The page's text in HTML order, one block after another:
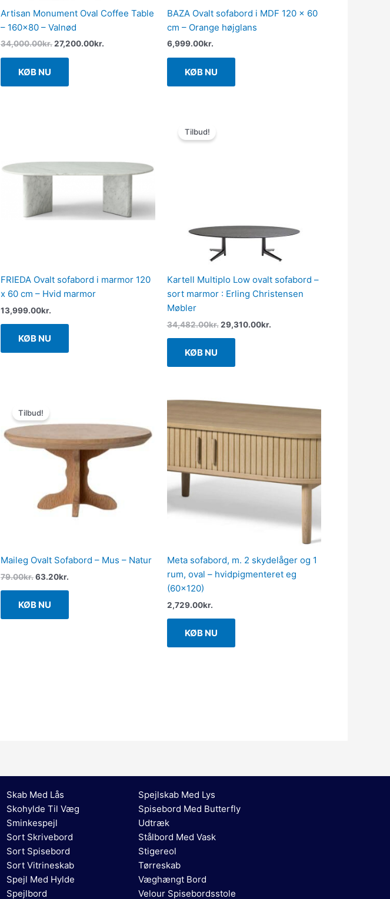
Artisan Monument Oval Coffee Table
– 160×80 – Valnød
34,000.00kr.27,200.00kr.
KØB NU
BAZA Ovalt sofabord i MDF 120 x 60
cm – Orange højglans
6,999.00kr.
KØB NU
FRIEDA Ovalt sofabord i marmor 120
x 60 cm – Hvid marmor
13,999.00kr.
KØB NU
Tilbud!
Kartell Multiplo Low ovalt sofabord –
sort marmor : Erling Christensen
Møbler
34,482.00kr. 29,310.00kr.
KØB NU
Tilbud!
Maileg Ovalt Sofabord – Mus – Natur
79.00kr.
pris
var:
79.00kr..
63.20kr.
er:
63.20kr..
KØB NU
Meta sofabord, m. 2 skydelåger og 1
rum, oval – hvidpigmenteret eg
(60×120)
2,729.00kr.
KØB NU
Skab Med Lås
Skohylde Til Væg
Sminkespejl
Sort Skrivebord
Sort Spisebord
Sort Vitrineskab
Spejl Med Hylde
Spejlbord
Spejlskab Med Lys
Spisebord Med Butterfly
Udtræk
Stålbord Med Vask
Stigereol
Tørreskab
Væghængt Bord
Velour Spisebordsstole